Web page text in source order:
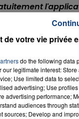
Movin' To The Sun
& IMAEL ANGEL &
NATE
RADIO
de votre vie privée
do the following data
our legitimate interest:
Use limited data to
advertising; Use
advertising performance;
audiences through
sources; Develop and